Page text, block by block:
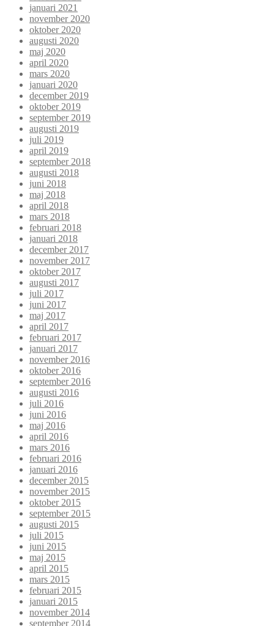
januari 2021
november 2020
oktober 2020
augusti 2020
maj 2020
april 2020
mars 2020
januari 2020
december 2019
oktober 2019
september 2019
augusti 2019
juli 2019
april 2019
september 2018
augusti 2018
juni 2018
maj 2018
april 2018
mars 2018
februari 2018
januari 2018
december 2017
november 2017
oktober 2017
augusti 2017
juli 2017
juni 2017
maj 2017
april 2017
februari 2017
januari 2017
november 2016
oktober 2016
september 2016
augusti 2016
juli 2016
juni 2016
maj 2016
april 2016
mars 2016
februari 2016
januari 2016
december 2015
november 2015
oktober 2015
september 2015
augusti 2015
juli 2015
juni 2015
maj 2015
april 2015
mars 2015
februari 2015
januari 2015
november 2014
september 2014